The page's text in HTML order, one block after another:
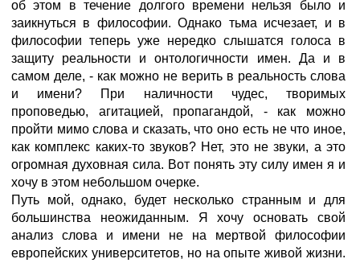
об этом в течение долгого времени нельзя было и
заикнуться в философии. Однако тьма исчезает, и в
философии теперь уже нередко слышатся голоса в
защиту реальности и онтологичности имен. Да и в
самом деле, - как можно не верить в реальность слова
и имени? При наличности чудес, творимых
проповедью, агитацией, пропагандой, - как можно
пройти мимо слова и сказать, что оно есть не что иное,
как комплекс каких-то звуков? Нет, это не звуки, а это
огромная духовная сила. Вот понять эту силу имен я и
хочу в этом небольшом очерке.
Путь мой, однако, будет несколько странным и для
большинства неожиданным. Я хочу основать свой
анализ слова и имени не на мертвой философии
европейских университетов, но на опыте живой жизни.